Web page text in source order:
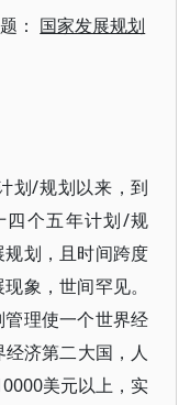
： 国家发展规划
划/规划以来，到
四个五年计划/规
划，且时间跨度
象，世间罕见。
理使一个世界经
济第二大国，人
美元以上，实